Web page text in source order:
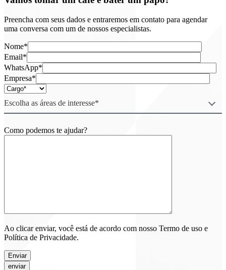
Preencha com seus dados e entraremos em contato para agendar
uma conversa com um de nossos especialistas.
Nome*
Email*
WhatsApp*
Empresa*
Escolha as áreas de interesse*
Como podemos te ajudar?
Ao clicar enviar, você está de acordo com nosso Termo de uso e
Política de Privacidade.
Enviar